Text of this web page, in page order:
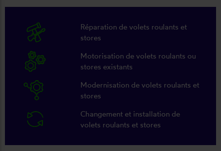
Réparation de volets roulants et
stores
Motorisation de volets roulants ou
stores existants
Modernisation de volets roulants et
stores
Changement et installation de
volets roulants et stores